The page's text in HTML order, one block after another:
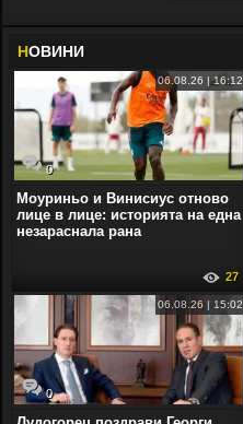
НОВИНИ
0
06.08.26 | 16:12
Моуриньо и Винисиус отново
лице в лице: историята на една
незараснала рана
27
0
06.08.26 | 15:02